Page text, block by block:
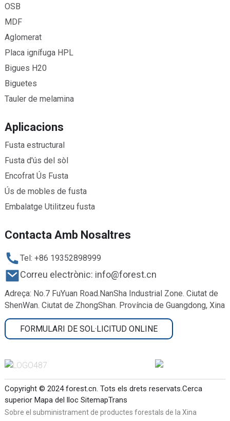
OSB
MDF
Aglomerat
Placa ignífuga HPL
Bigues H20
Biguetes
Tauler de melamina
Aplicacions
Fusta estructural
Fusta d'ús del sòl
Encofrat Ús Fusta
Ús de mobles de fusta
Embalatge Utilitzeu fusta
Contacta Amb Nosaltres
Tel: +86 19352898999
Correu electrònic: info@forest.cn
Adreça: No.7 FuYuan Road.NanSha Industrial Zone. Ciutat de
ShenWan. Ciutat de ZhongShan. Província de Guangdong, Xina
FORMULARI DE SOL·LICITUD ONLINE
Copyright © 2024 forest.cn. Tots els drets reservats.Cerca
superior Mapa del lloc SitemapTrans
Sobre el subministrament de productes forestals de la Xina